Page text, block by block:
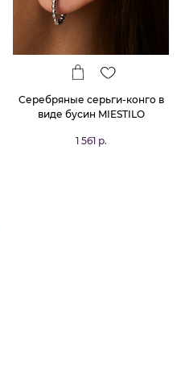
Серебряные серьги-конго в
виде бусин MIESTILO
1 561 р.